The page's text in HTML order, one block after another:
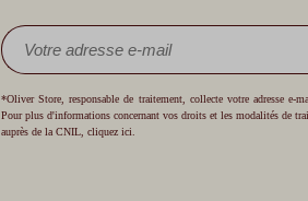
*Oliver Store, responsable de traitement, collecte votre adresse e-
Pour plus d'informations concernant vos droits et les modalités de
auprès de la CNIL,cliquez ici